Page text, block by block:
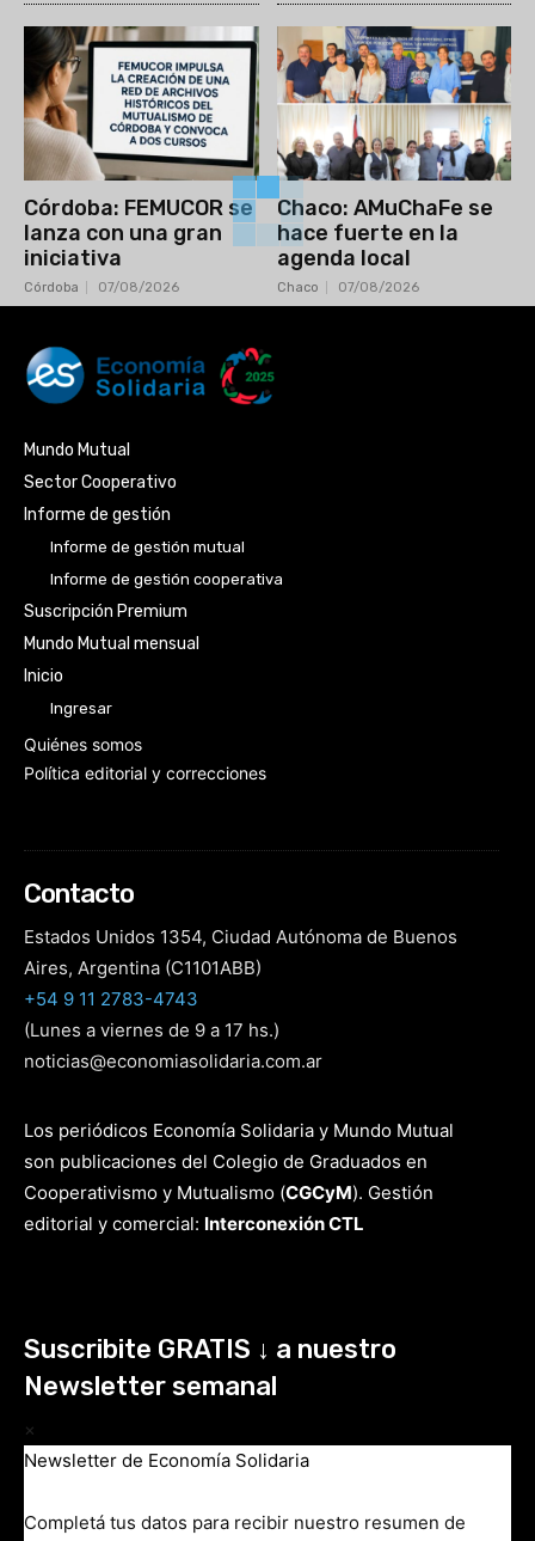
Córdoba: FEMUCOR se
lanza con una gran
iniciativa
Córdoba 07/08/2026
Chaco: AMuChaFe se
hace fuerte en la
agenda local
Chaco 07/08/2026
Mundo Mutual
Sector Cooperativo
Informe de gestión
Informe de gestión mutual
Informe de gestión cooperativa
Suscripción Premium
Mundo Mutual mensual
Inicio
Ingresar
Quiénes somos
Política editorial y correcciones
Contacto
Estados Unidos 1354, Ciudad Autónoma de Buenos
Aires, Argentina (C1101ABB)
+54 9 11 2783-4743
(Lunes a viernes de 9 a 17 hs.)
noticias@economiasolidaria.com.ar
Los periódicos Economía Solidaria y Mundo Mutual
son publicaciones del Colegio de Graduados en
Cooperativismo y Mutualismo (CGCyM). Gestión
editorial y comercial: Interconexión CTL
Suscribite GRATIS ↓ a nuestro
Newsletter semanal
×
Newsletter de Economía Solidaria
Completá tus datos para recibir nuestro resumen de